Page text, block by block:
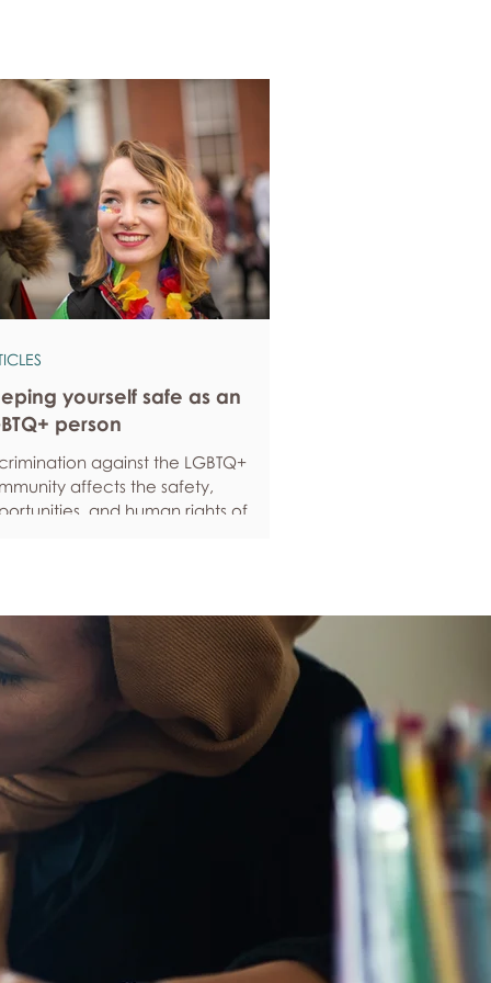
yourself safe as an
person
against the LGBTQ+
affects the safety,
and human rights of
your rights isn’t just about
safe - it’s also about feeling like
matter, and having control over
own life. Make sure you know your
rights in all sorts of situations – from
housin